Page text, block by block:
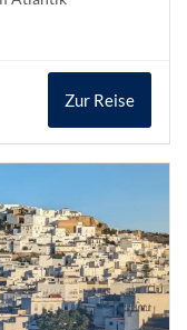
Zur Reise